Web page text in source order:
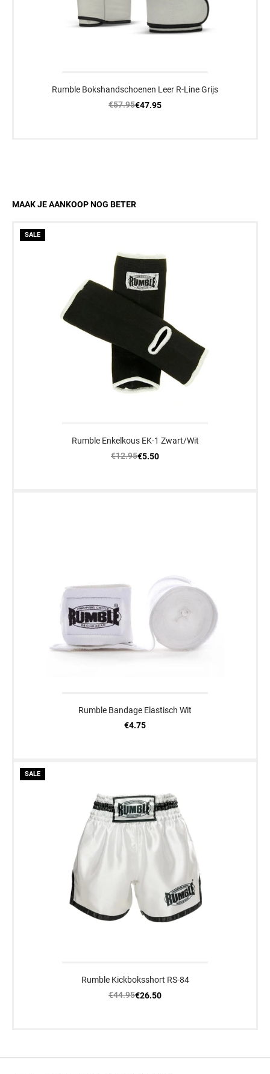
Rumble Bokshandschoenen Leer R-Line Grijs
€57.95€47.95
MAAK JE AANKOOP NOG BETER
SALE
Rumble Enkelkous EK-1 Zwart/Wit
€12.95€5.50
Rumble Bandage Elastisch Wit
€4.75
SALE
Rumble Kickboksshort RS-84
€44.95€26.50